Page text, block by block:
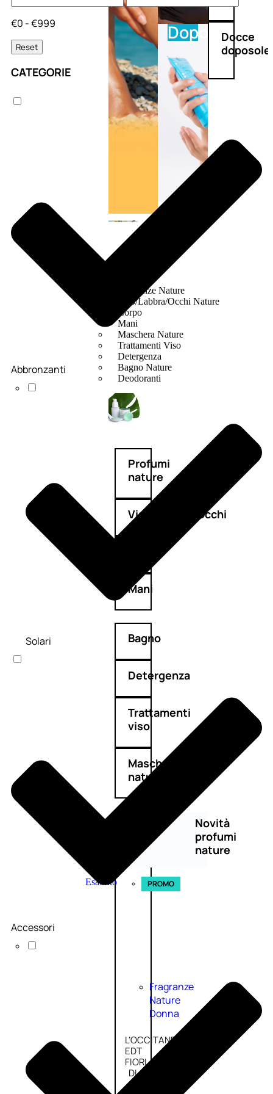
Doposole
Docce
doposole
Fragranze Nature
Viso/Labbra/Occhi Nature
Corpo
Mani
Maschera Nature
Trattamenti Viso
Detergenza
Bagno Nature
Deodoranti
Profumi
nature
Viso/Labbra/Occhi
Mani
Bagno
Detergenza
Trattamenti
viso
Maschere
nature
Novità
profumi
nature
Esaurito PROMO
Fragranze
Nature
Donna
L’OCCITANE
EDT
FIORI
DI
Valutato
€0 - €999
Reset
CATEGORIE
Abbronzanti
Solari
Accessori